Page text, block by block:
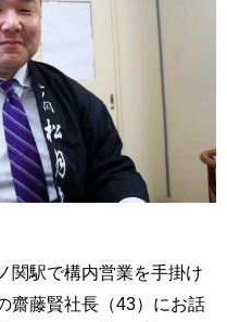
関駅で構内営業を手掛け
齋藤賢社長（43）にお話